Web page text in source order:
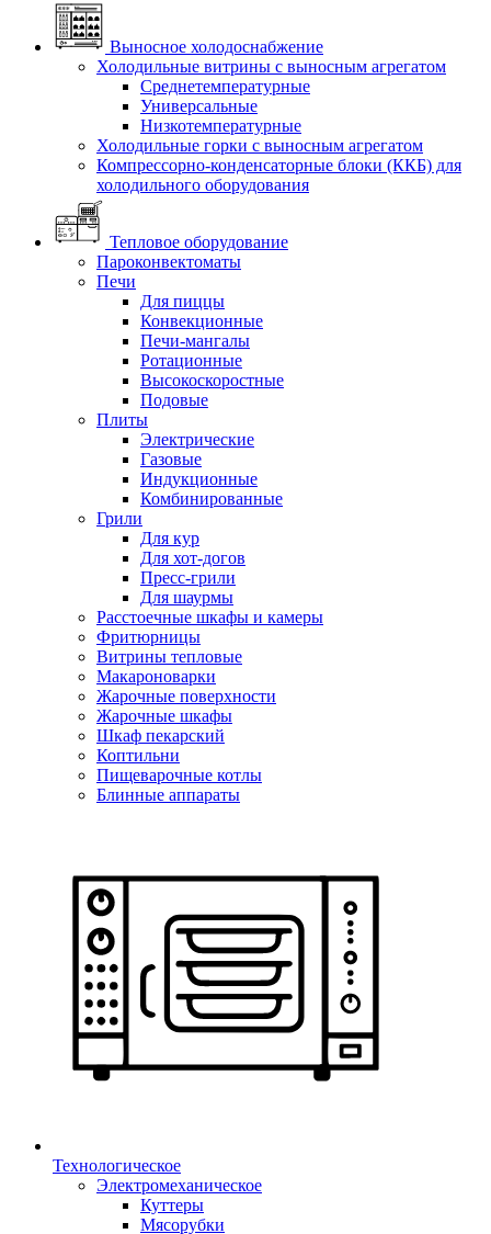
Выносное холодоснабжение
Холодильные витрины с выносным агрегатом
Среднетемпературные
Универсальные
Низкотемпературные
Холодильные горки с выносным агрегатом
Компрессорно-конденсаторные блоки (ККБ) для
холодильного оборудования
Тепловое оборудование
Пароконвектоматы
Печи
Для пиццы
Конвекционные
Печи-мангалы
Ротационные
Высокоскоростные
Подовые
Плиты
Электрические
Газовые
Индукционные
Комбинированные
Грили
Для кур
Для хот-догов
Пресс-грили
Для шаурмы
Расстоечные шкафы и камеры
Фритюрницы
Витрины тепловые
Макароноварки
Жарочные поверхности
Жарочные шкафы
Шкаф пекарский
Коптильни
Пищеварочные котлы
Блинные аппараты
Технологическое
Электромеханическое
Куттеры
Мясорубки